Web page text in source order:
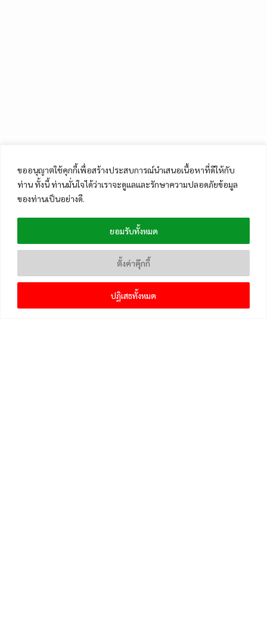
ขออนุญาตใช้คุกกี้เพื่อสร้างประสบการณ์นำเสนอเนื้อหาที่ดีให้กับ
ท่าน ทั้งนี้ ท่านมั่นใจได้ว่าเราจะดูแลและรักษาความปลอดภัยข้อมูล
ของท่านเป็นอย่างดี.
ตั้งค่าคุ๊กกี้
ปฏิเสธทั้งหมด
ยอมรับทั้งหมด